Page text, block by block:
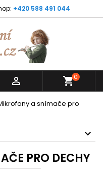
+420 588 491 044
 shopping_cart0
a snímače pro
PRO DECHY